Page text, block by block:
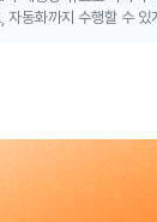
자동화까지 수행할 수 있